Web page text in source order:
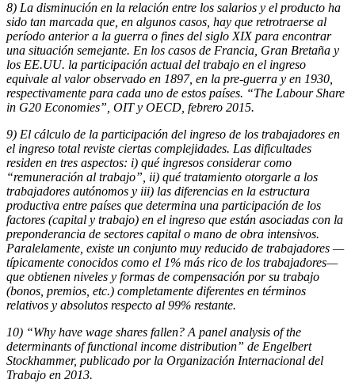
8) La disminución en la relación entre los salarios y el producto ha
sido tan marcada que, en algunos casos, hay que retrotraerse al
período anterior a la guerra o fines del siglo XIX para encontrar
una situación semejante. En los casos de Francia, Gran Bretaña y
los EE.UU. la participación actual del trabajo en el ingreso
equivale al valor observado en 1897, en la pre-guerra y en 1930,
respectivamente para cada uno de estos países. “The Labour Share
in G20 Economies”, OIT y OECD, febrero 2015.
9) El cálculo de la participación del ingreso de los trabajadores en
el ingreso total reviste ciertas complejidades. Las dificultades
residen en tres aspectos: i) qué ingresos considerar como
“remuneración al trabajo”, ii) qué tratamiento otorgarle a los
trabajadores autónomos y iii) las diferencias en la estructura
productiva entre países que determina una participación de los
factores (capital y trabajo) en el ingreso que están asociadas con la
preponderancia de sectores capital o mano de obra intensivos.
Paralelamente, existe un conjunto muy reducido de trabajadores —
típicamente conocidos como el 1% más rico de los trabajadores—
que obtienen niveles y formas de compensación por su trabajo
(bonos, premios, etc.) completamente diferentes en términos
relativos y absolutos respecto al 99% restante.
10) “Why have wage shares fallen? A panel analysis of the
determinants of functional income distribution” de Engelbert
Stockhammer, publicado por la Organización Internacional del
Trabajo en 2013.